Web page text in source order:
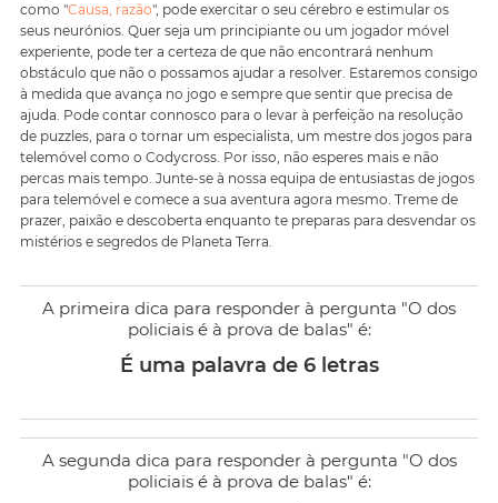
como "Causa, razão", pode exercitar o seu cérebro e estimular os
seus neurónios. Quer seja um principiante ou um jogador móvel
experiente, pode ter a certeza de que não encontrará nenhum
obstáculo que não o possamos ajudar a resolver. Estaremos consigo
à medida que avança no jogo e sempre que sentir que precisa de
ajuda. Pode contar connosco para o levar à perfeição na resolução
de puzzles, para o tornar um especialista, um mestre dos jogos para
telemóvel como o Codycross. Por isso, não esperes mais e não
percas mais tempo. Junte-se à nossa equipa de entusiastas de jogos
para telemóvel e comece a sua aventura agora mesmo. Treme de
prazer, paixão e descoberta enquanto te preparas para desvendar os
mistérios e segredos de Planeta Terra.
A primeira dica para responder à pergunta "O dos
policiais é à prova de balas" é:
É uma palavra de 6 letras
A segunda dica para responder à pergunta "O dos
policiais é à prova de balas" é: